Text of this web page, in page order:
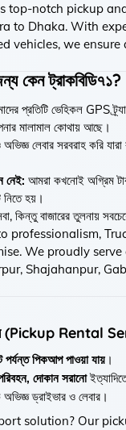
top-notch pickup
to Dhaka. With
vehicles, we ensure
কেন ট্রাকবিডি৭১?
প্রতিটি ভেহিকল GPS
মালামাল কোথায় আছে।
অভিজ্ঞ লেবার সরবরাহ করি
নেই: আমরা কখনোই অগ্রিম
নিতে হয়।
কিন্তু বাজারের তুলনায়
professionalism,
We proudly serve
Shajahanpur,
(Pickup Rental
পিকআপ পাওয়া যায়।
দোকান সরানো
অভিজ্ঞ ড্রাইভার ও লেবার।
solution? Our